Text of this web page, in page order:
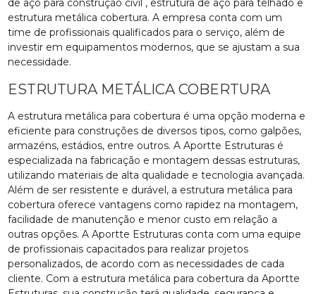
de aço para construção civil , estrutura de aço para telhado e
estrutura metálica cobertura. A empresa conta com um
time de profissionais qualificados para o serviço, além de
investir em equipamentos modernos, que se ajustam a sua
necessidade.
ESTRUTURA METÁLICA COBERTURA
A estrutura metálica para cobertura é uma opção moderna e
eficiente para construções de diversos tipos, como galpões,
armazéns, estádios, entre outros. A Aportte Estruturas é
especializada na fabricação e montagem dessas estruturas,
utilizando materiais de alta qualidade e tecnologia avançada.
Além de ser resistente e durável, a estrutura metálica para
cobertura oferece vantagens como rapidez na montagem,
facilidade de manutenção e menor custo em relação a
outras opções. A Aportte Estruturas conta com uma equipe
de profissionais capacitados para realizar projetos
personalizados, de acordo com as necessidades de cada
cliente. Com a estrutura metálica para cobertura da Aportte